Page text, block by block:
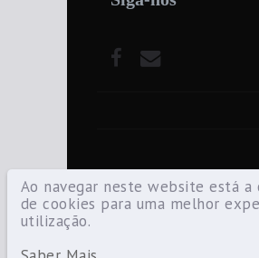
Ao navegar neste website está a
de cookies para uma melhor
utilização.©2021 Diocese de Santarém
direitos reservados.